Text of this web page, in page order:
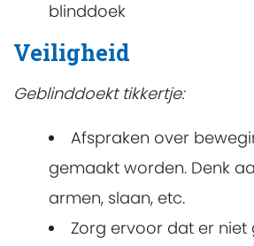
blinddoek
Veiligheid
Geblinddoekt tikkertje:
Afspraken over
gemaakt worden. Denk
armen, slaan, etc.
Zorg ervoor dat er niet